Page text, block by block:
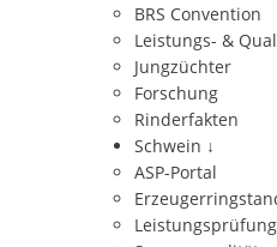
BRS Convention
Leistungs- &
Jungzüchter
Forschung
Rinderfakten
Schwein ↓
ASP-Portal
Leistungsprüfung